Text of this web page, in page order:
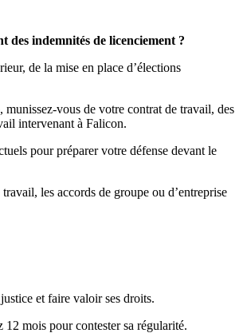
des indemnités de licenciement ?
de la mise en place d’élections
vous de votre contrat de travail, des
intervenant à Falicon.
pour préparer votre défense devant le
les accords de groupe ou d’entreprise
et faire valoir ses droits.
mois pour contester sa régularité.